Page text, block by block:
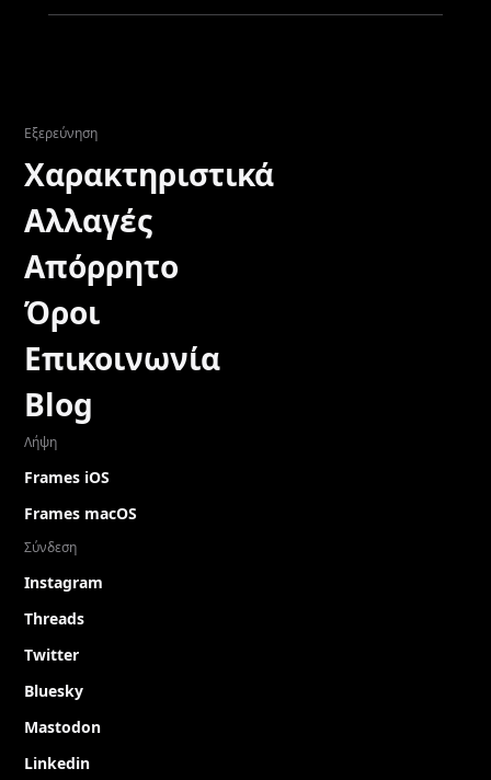
Εξερεύνηση
Χαρακτηριστικά
Αλλαγές
Απόρρητο
Όροι
Επικοινωνία
Blog
Λήψη
Frames iOS
Frames macOS
Σύνδεση
Instagram
Threads
Twitter
Bluesky
Mastodon
Linkedin